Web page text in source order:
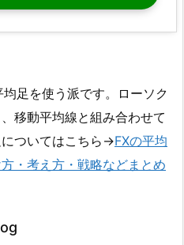
足を使う派です。ローソク
移動平均線と組み合わせて
についてはこちら→FXの平均
・考え方・戦略などまとめ